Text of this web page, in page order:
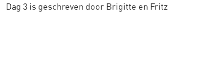
Dag 3 is geschreven door Brigitte en Fritz